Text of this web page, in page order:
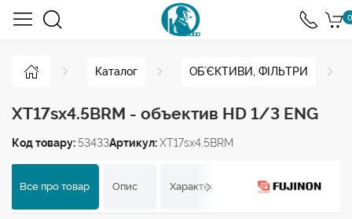
0
Каталог ОБ`ЄКТИВИ, ФІЛЬТРИ
XT17sx4.5BRM - объектив HD 1/3 ENG
Код товару: 53433Артикул:XT17sx4.5BRM
Все про товар Опис Характеристики Відгуки